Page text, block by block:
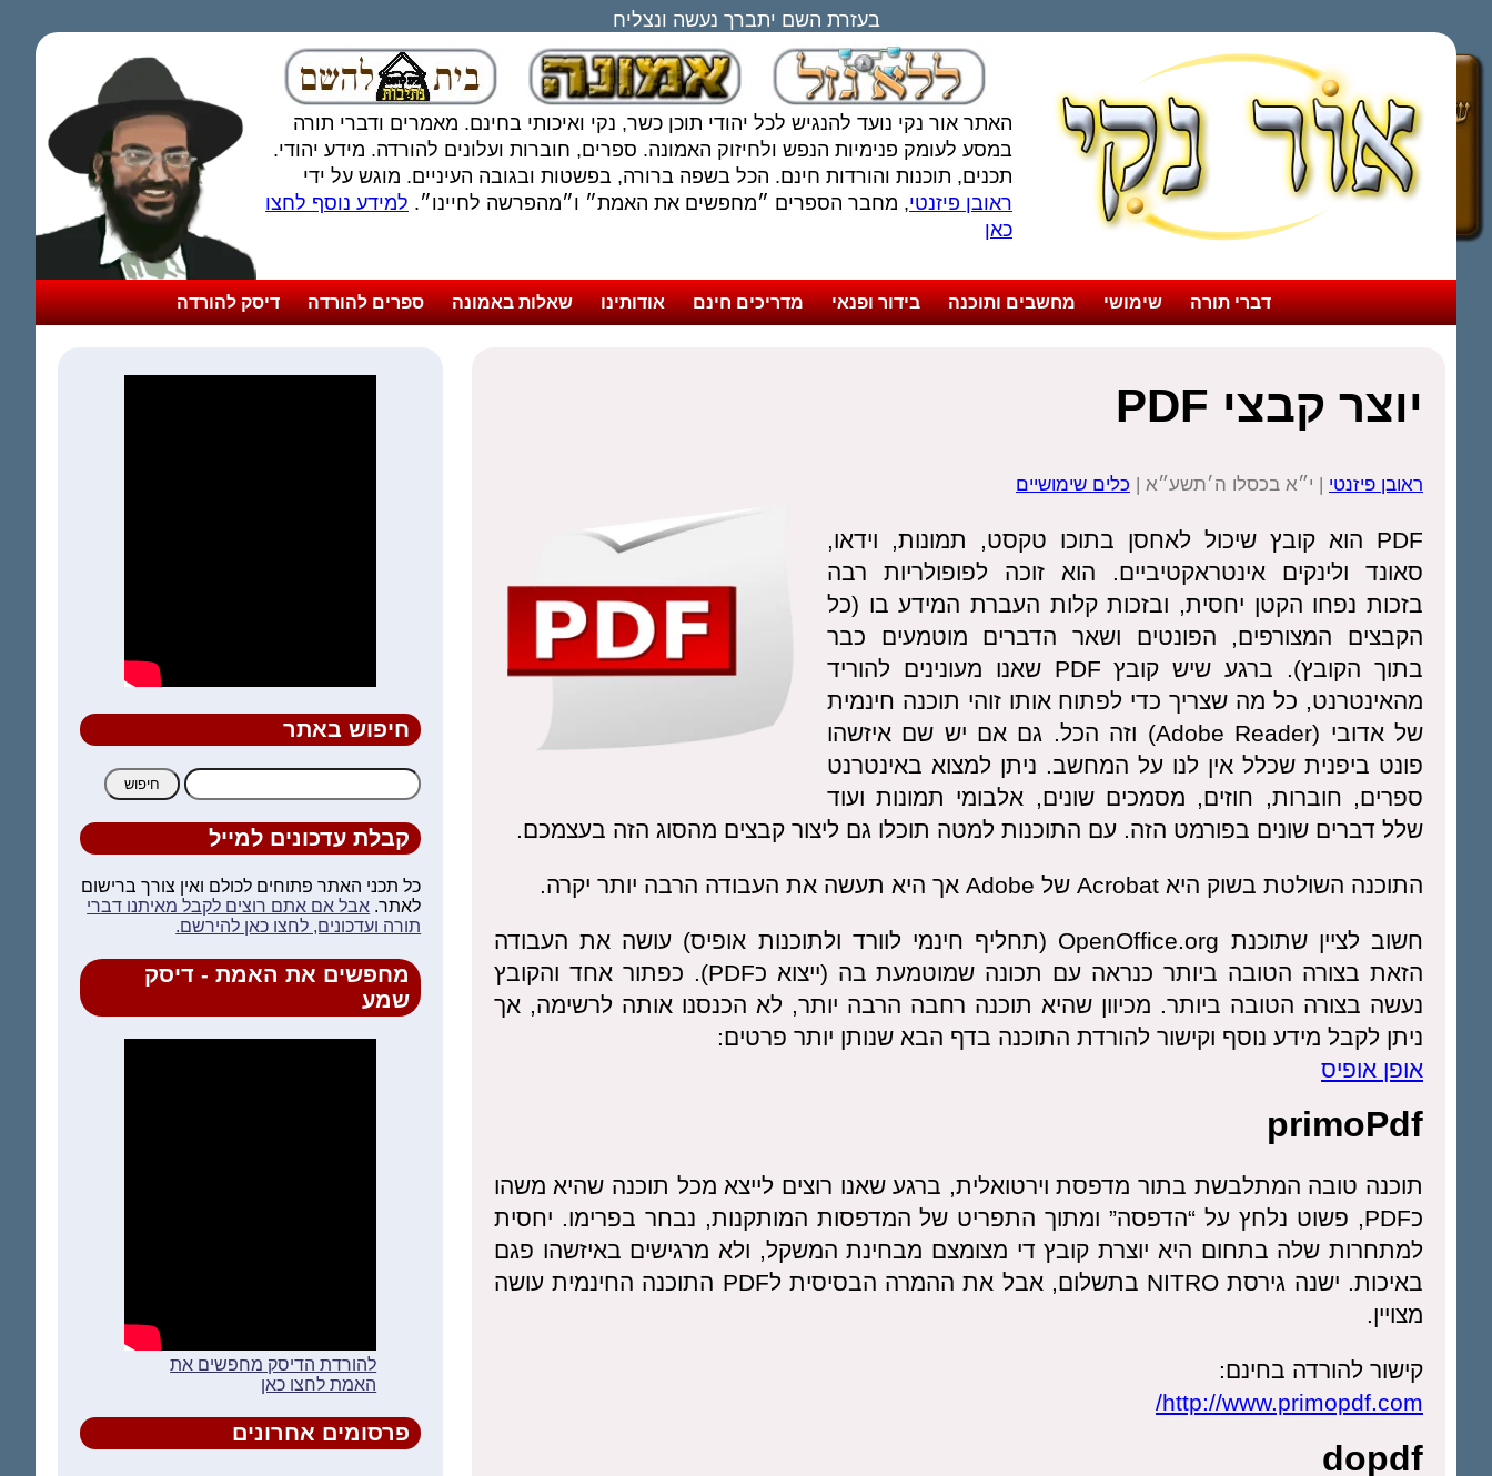
בעזרת השם יתברך נעשה ונצליח
האתר אור נקי נועד להנגיש לכל יהודי תוכן כשר, נקי ואיכותי בחינם. מאמרים ודברי תורה
במסע לעומק פנימיות הנפש ולחיזוק האמונה. ספרים, חוברות ועלונים להורדה. מידע יהודי.
תכנים, תוכנות והורדות חינם. הכל בשפה ברורה, בפשטות ובגובה העיניים. מוגש על ידי
ראובן פיזנטי, מחבר הספרים ״מחפשים את האמת״ ו״מהפרשה לחיינו״. למידע נוסף לחצו
כאן
דברי תורה שימושי מחשבים ותוכנה בידור ופנאי מדריכים חינם אודותינו שאלות באמונה ספרים להורדה דיסק להורדה
יוצר קבצי PDF
ראובן פיזנטי | י״א בכסלו ה׳תשע״א | כלים שימושיים
PDF הוא קובץ שיכול לאחסן בתוכו טקסט, תמונות, וידאו,
סאונד ולינקים אינטראקטיביים. הוא זוכה לפופולריות רבה
בזכות נפחו הקטן יחסית, ובזכות קלות העברת המידע בו (כל
הקבצים המצורפים, הפונטים ושאר הדברים מוטמעים כבר
בתוך הקובץ). ברגע שיש קובץ PDF שאנו מעונינים להוריד
מהאינטרנט, כל מה שצריך כדי לפתוח אותו זוהי תוכנה חינמית
של אדובי (Adobe Reader) וזה הכל. גם אם יש שם איזשהו
פונט ביפנית שכלל אין לנו על המחשב. ניתן למצוא באינטרנט
ספרים, חוברות, חוזים, מסמכים שונים, אלבומי תמונות ועוד
שלל דברים שונים בפורמט הזה. עם התוכנות למטה תוכלו גם ליצור קבצים מהסוג הזה בעצמכם.
התוכנה השולטת בשוק היא Acrobat של Adobe אך היא תעשה את העבודה הרבה יותר יקרה.
חשוב לציין שתוכנת OpenOffice.org (תחליף חינמי לוורד ולתוכנות אופיס) עושה את העבודה
הזאת בצורה הטובה ביותר כנראה עם תכונה שמוטמעת בה (ייצוא כPDF). כפתור אחד והקובץ
נעשה בצורה הטובה ביותר. מכיוון שהיא תוכנה רחבה הרבה יותר, לא הכנסנו אותה לרשימה, אך
ניתן לקבל מידע נוסף וקישור להורדת התוכנה בדף הבא שנותן יותר פרטים:
אופן אופיס
primoPdf
תוכנה טובה המתלבשת בתור מדפסת וירטואלית, ברגע שאנו רוצים לייצא מכל תוכנה שהיא משהו
כPDF, פשוט נלחץ על “הדפסה” ומתוך התפריט של המדפסות המותקנות, נבחר בפרימו. יחסית
למתחרות שלה בתחום היא יוצרת קובץ די מצומצם מבחינת המשקל, ולא מרגישים באיזשהו פגם
באיכות. ישנה גירסת NITRO בתשלום, אבל את ההמרה הבסיסית לPDF התוכנה החינמית עושה
מצויין.
קישור להורדה בחינם:
http://www.primopdf.com/
dopdf
חיפוש באתר
חיפוש:
קבלת עדכונים למייל
כל תכני האתר פתוחים לכולם ואין צורך ברישום
לאתר. אבל אם אתם רוצים לקבל מאיתנו דברי
תורה ועדכונים, לחצו כאן להירשם.
מחפשים את האמת - דיסק
שמע
להורדת הדיסק מחפשים את
האמת לחצו כאן
פרסומים אחרונים